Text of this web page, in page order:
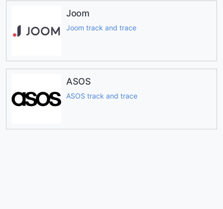
Joom
Joom track and trace
ASOS
ASOS track and trace